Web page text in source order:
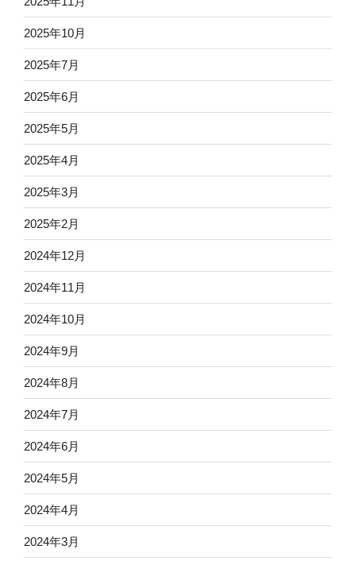
2025年10月
2025年7月
2025年6月
2025年5月
2025年4月
2025年3月
2025年2月
2024年12月
2024年11月
2024年10月
2024年9月
2024年8月
2024年7月
2024年6月
2024年5月
2024年4月
2024年3月